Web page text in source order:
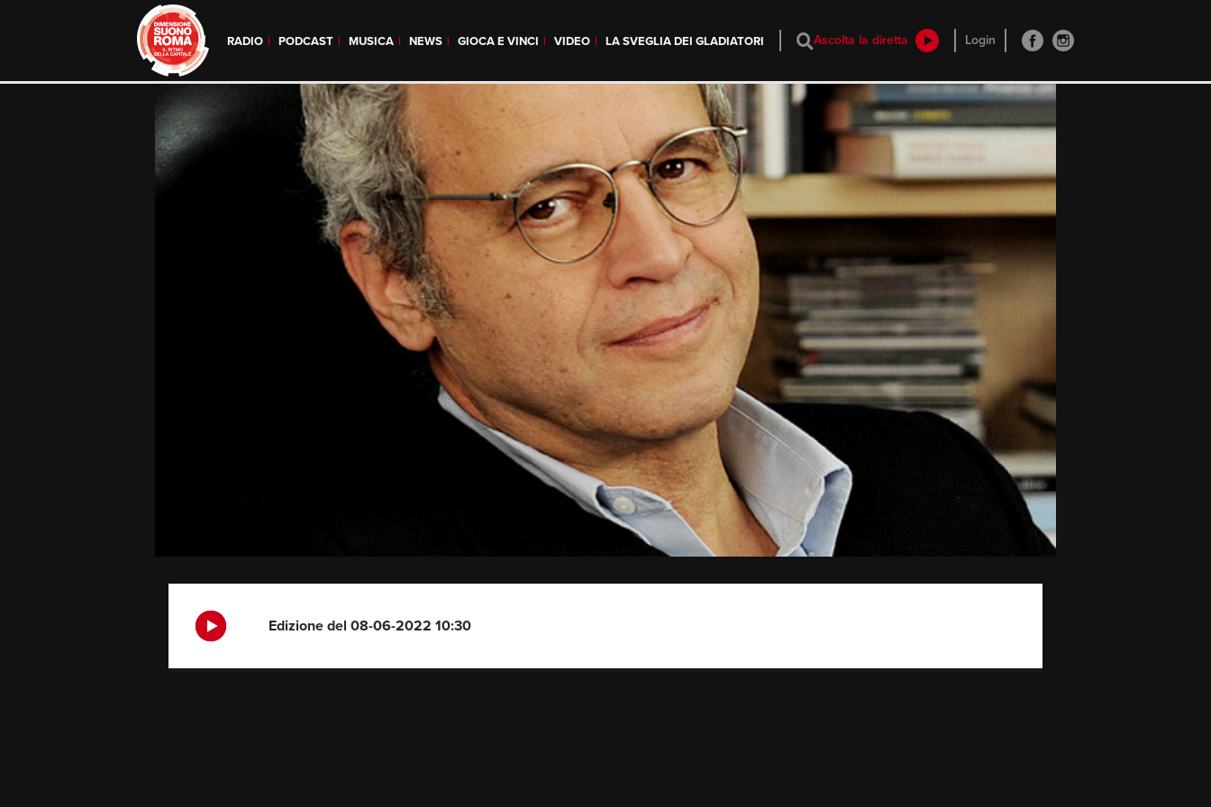
RADIO PODCAST MUSICA NEWS GIOCA E VINCI VIDEO LA SVEGLIA DEI GLADIATORI Ascolta la diretta Login
Edizione del 08-06-2022 10:30